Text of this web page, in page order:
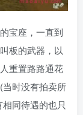
宝座，一直到
板的武器，以
重置路路通花
时没有拍卖所
同待遇的也只